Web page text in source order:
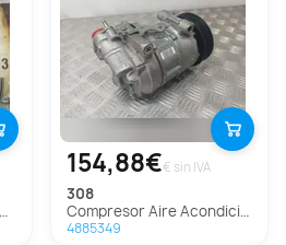
154,88€€ sin IVA
308
Compresor Aire Acondicionado para Peugeot 308
4885349